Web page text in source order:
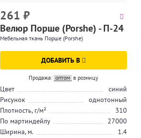
261 ₽
Велюр Порше (Porshe) - П-24
Мебельная ткань Порше (Porshe)
ДОБАВИТЬ В
Продажа: оптом в розницу
Цвет
синий
Рисунок
однотонный
Плотность, г/м²
310
По мартиндейлу
27000
Ширина, м.
1.4